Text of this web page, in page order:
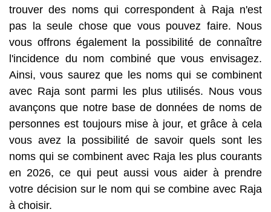
trouver des noms qui correspondent à Raja n'est
pas la seule chose que vous pouvez faire. Nous
vous offrons également la possibilité de connaître
l'incidence du nom combiné que vous envisagez.
Ainsi, vous saurez que les noms qui se combinent
avec Raja sont parmi les plus utilisés. Nous vous
avançons que notre base de données de noms de
personnes est toujours mise à jour, et grâce à cela
vous avez la possibilité de savoir quels sont les
noms qui se combinent avec Raja les plus courants
en 2026, ce qui peut aussi vous aider à prendre
votre décision sur le nom qui se combine avec Raja
à choisir.